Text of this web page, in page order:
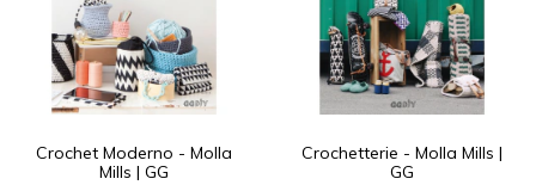
Crochet Moderno - Molla
Mills | GG
Crochetterie - Molla Mills |
GG